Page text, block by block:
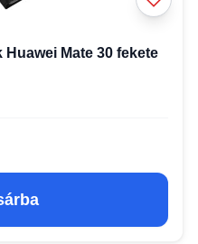
Mate 30 fekete